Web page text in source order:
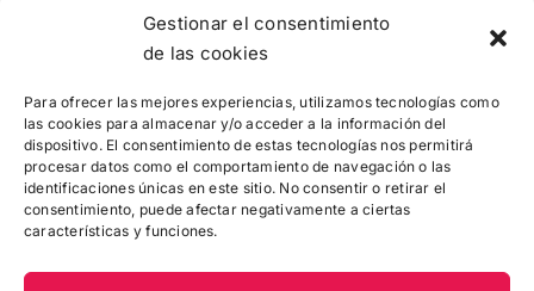
Gestionar el consentimiento
de las cookies
Para ofrecer las mejores experiencias, utilizamos tecnologías como
las cookies para almacenar y/o acceder a la información del
dispositivo. El consentimiento de estas tecnologías nos permitirá
procesar datos como el comportamiento de navegación o las
identificaciones únicas en este sitio. No consentir o retirar el
consentimiento, puede afectar negativamente a ciertas
características y funciones.
info@airenorte.es
629 68 99 27